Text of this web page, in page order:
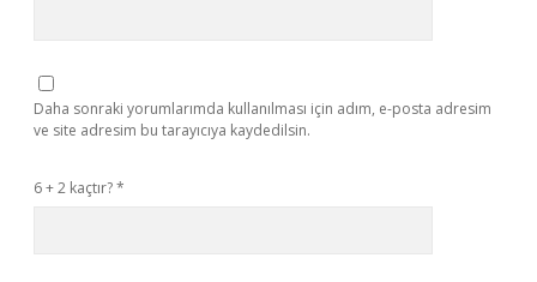
Daha sonraki yorumlarımda kullanılması için adım, e-posta adresim
ve site adresim bu tarayıcıya kaydedilsin.
6 + 2 kaçtır?*